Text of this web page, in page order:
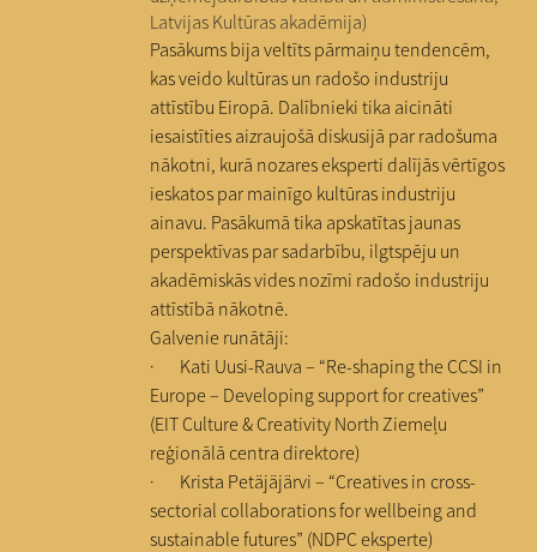
Latvijas Kultūras akadēmija)
Pasākums bija veltīts pārmaiņu tendencēm,
kas veido kultūras un radošo industriju
attīstību Eiropā. Dalībnieki tika aicināti
iesaistīties aizraujošā diskusijā par radošuma
nākotni, kurā nozares eksperti dalījās vērtīgos
ieskatos par mainīgo kultūras industriju
ainavu. Pasākumā tika apskatītas jaunas
perspektīvas par sadarbību, ilgtspēju un
akadēmiskās vides nozīmi radošo industriju
attīstībā nākotnē.
Galvenie runātāji:
· Kati Uusi-Rauva – “Re-shaping the CCSI in
Europe – Developing support for creatives”
(EIT Culture & Creativity North Ziemeļu
reģionālā centra direktore)
· Krista Petäjäjärvi – “Creatives in cross-
sectorial collaborations for wellbeing and
sustainable futures” (NDPC eksperte)